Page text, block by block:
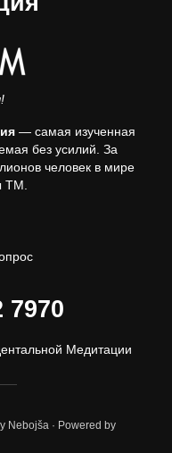
— самая изученная
без усилий. За
человек в мире
ТМ.
7970
Медитации
Nebojša · Powered by